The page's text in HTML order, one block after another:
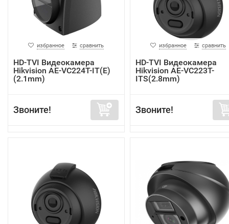
избранное сравнить
HD-TVI Видеокамера
Hikvision AE-VC224T-IT(E)
(2.1mm)
Звоните!
избранное сравнить
HD-TVI Видеокамера
Hikvision AE-VC223T-
ITS(2.8mm)
Звоните!